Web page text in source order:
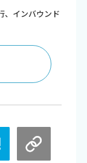
、インバウンド